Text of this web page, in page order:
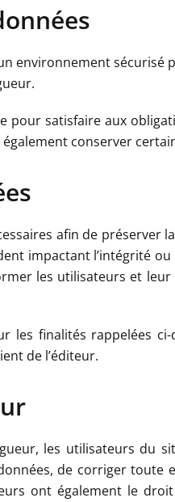
environnement
pour satisfaire aux
conserver
afin de
impactant l’intégrité
les utilisateurs et
finalités rappelées
de l’éditeur.
les utilisateurs du
de corriger
ont également le